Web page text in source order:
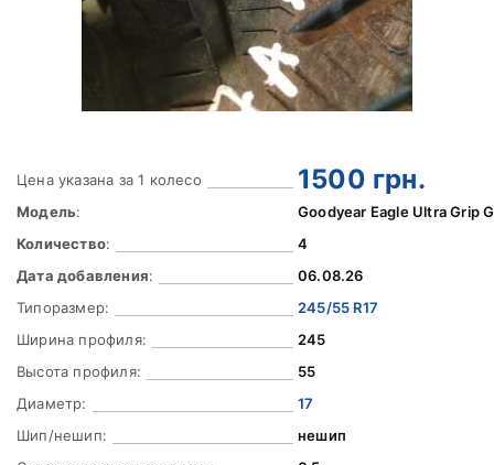
Цена указана за 1 колесо 1500 грн.
Модель:
Goodyear Eagle Ultra Grip
Количество:
4
Дата добавления:
06.08.26
Типоразмер:
245/55 R17
Ширина профиля:
245
Высота профиля:
55
Диаметр:
17
Шип/нешип:
нешип